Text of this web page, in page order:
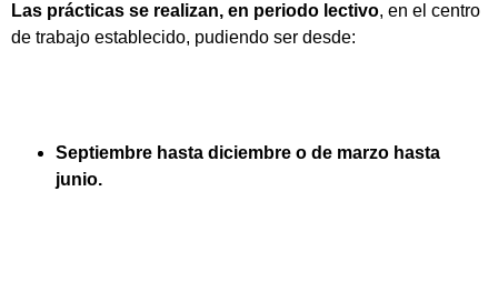
Las prácticas se realizan, en periodo lectivo, en el centro
de trabajo establecido, pudiendo ser desde:
Septiembre hasta diciembre o de marzo hasta
junio.